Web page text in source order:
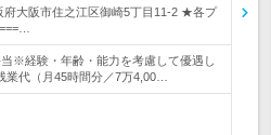
府大阪市住之江区御崎5丁目11-2 ★各プ
※経験・年齢・能力を考慮して優遇し
代（月45時間分／7万4,00…